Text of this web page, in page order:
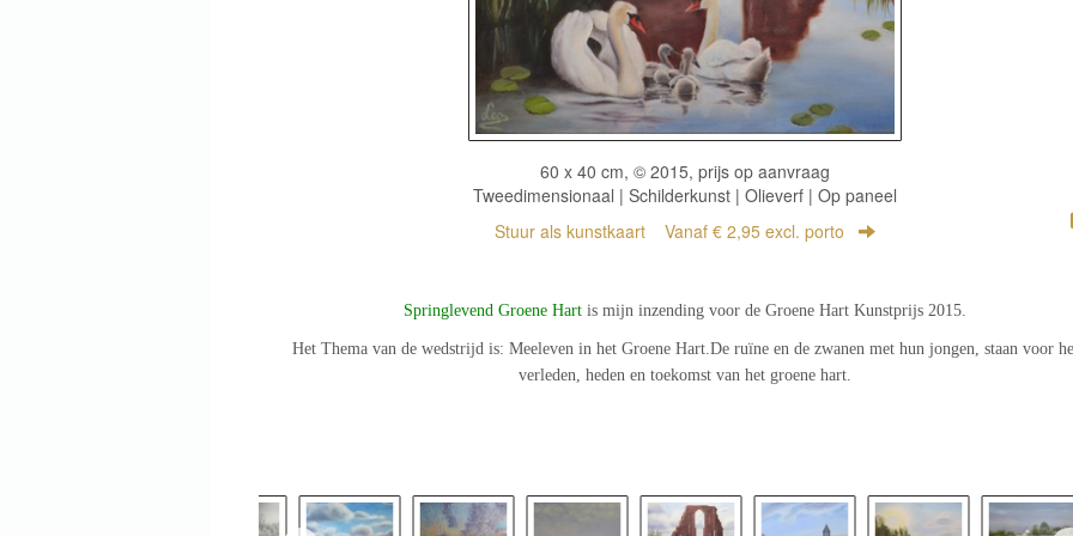
60 x 40 cm, © 2015, prijs op aanvraag
Tweedimensionaal | Schilderkunst | Olieverf | Op paneel
Stuur als kunstkaart Vanaf € 2,95 excl. porto
Springlevend Groene Hart is mijn inzending voor de Groene Hart Kunstprijs 2015.
Het Thema van de wedstrijd is: Meeleven in het Groene Hart.De ruïne en de zwanen met hun jongen, staan voor
verleden, heden en toekomst van het groene hart.